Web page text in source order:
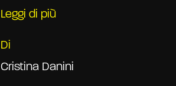
Leggi di più
Di
Cristina Danini